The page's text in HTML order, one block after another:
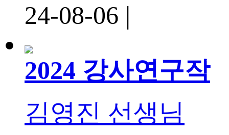
24-08-06 |
2024 강사연구작
김영진 선생님